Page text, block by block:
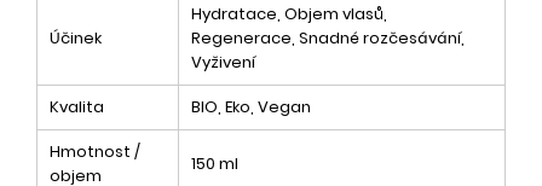
Účinek
Hydratace, Objem vlasů,
Regenerace, Snadné rozčesávání,
Vyživení
Kvalita
BIO, Eko, Vegan
Hmotnost /
objem
150 ml